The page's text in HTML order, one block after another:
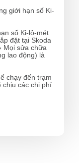
giới hạn số Ki-
số Ki-lô-mét
đặt tại Skoda
Mọi sửa chữa
lao động) là
chạy đến trạm
chịu các chi phí